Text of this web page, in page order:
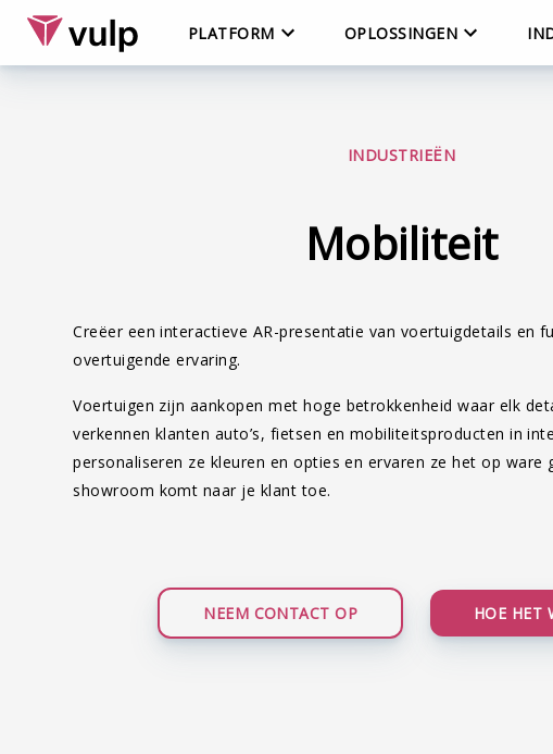
PLATFORM OPLOSSINGEN
INDUSTRIEËN
Mobiliteit
Creëer een interactieve AR-presentatie van voertuigdetails en
overtuigende ervaring.
Voertuigen zijn aankopen met hoge betrokkenheid waar elk
verkennen klanten auto’s, fietsen en mobiliteitsproducten in
personaliseren ze kleuren en opties en ervaren ze het op ware
showroom komt naar je klant toe.
NEEM CONTACT OP HOE HET